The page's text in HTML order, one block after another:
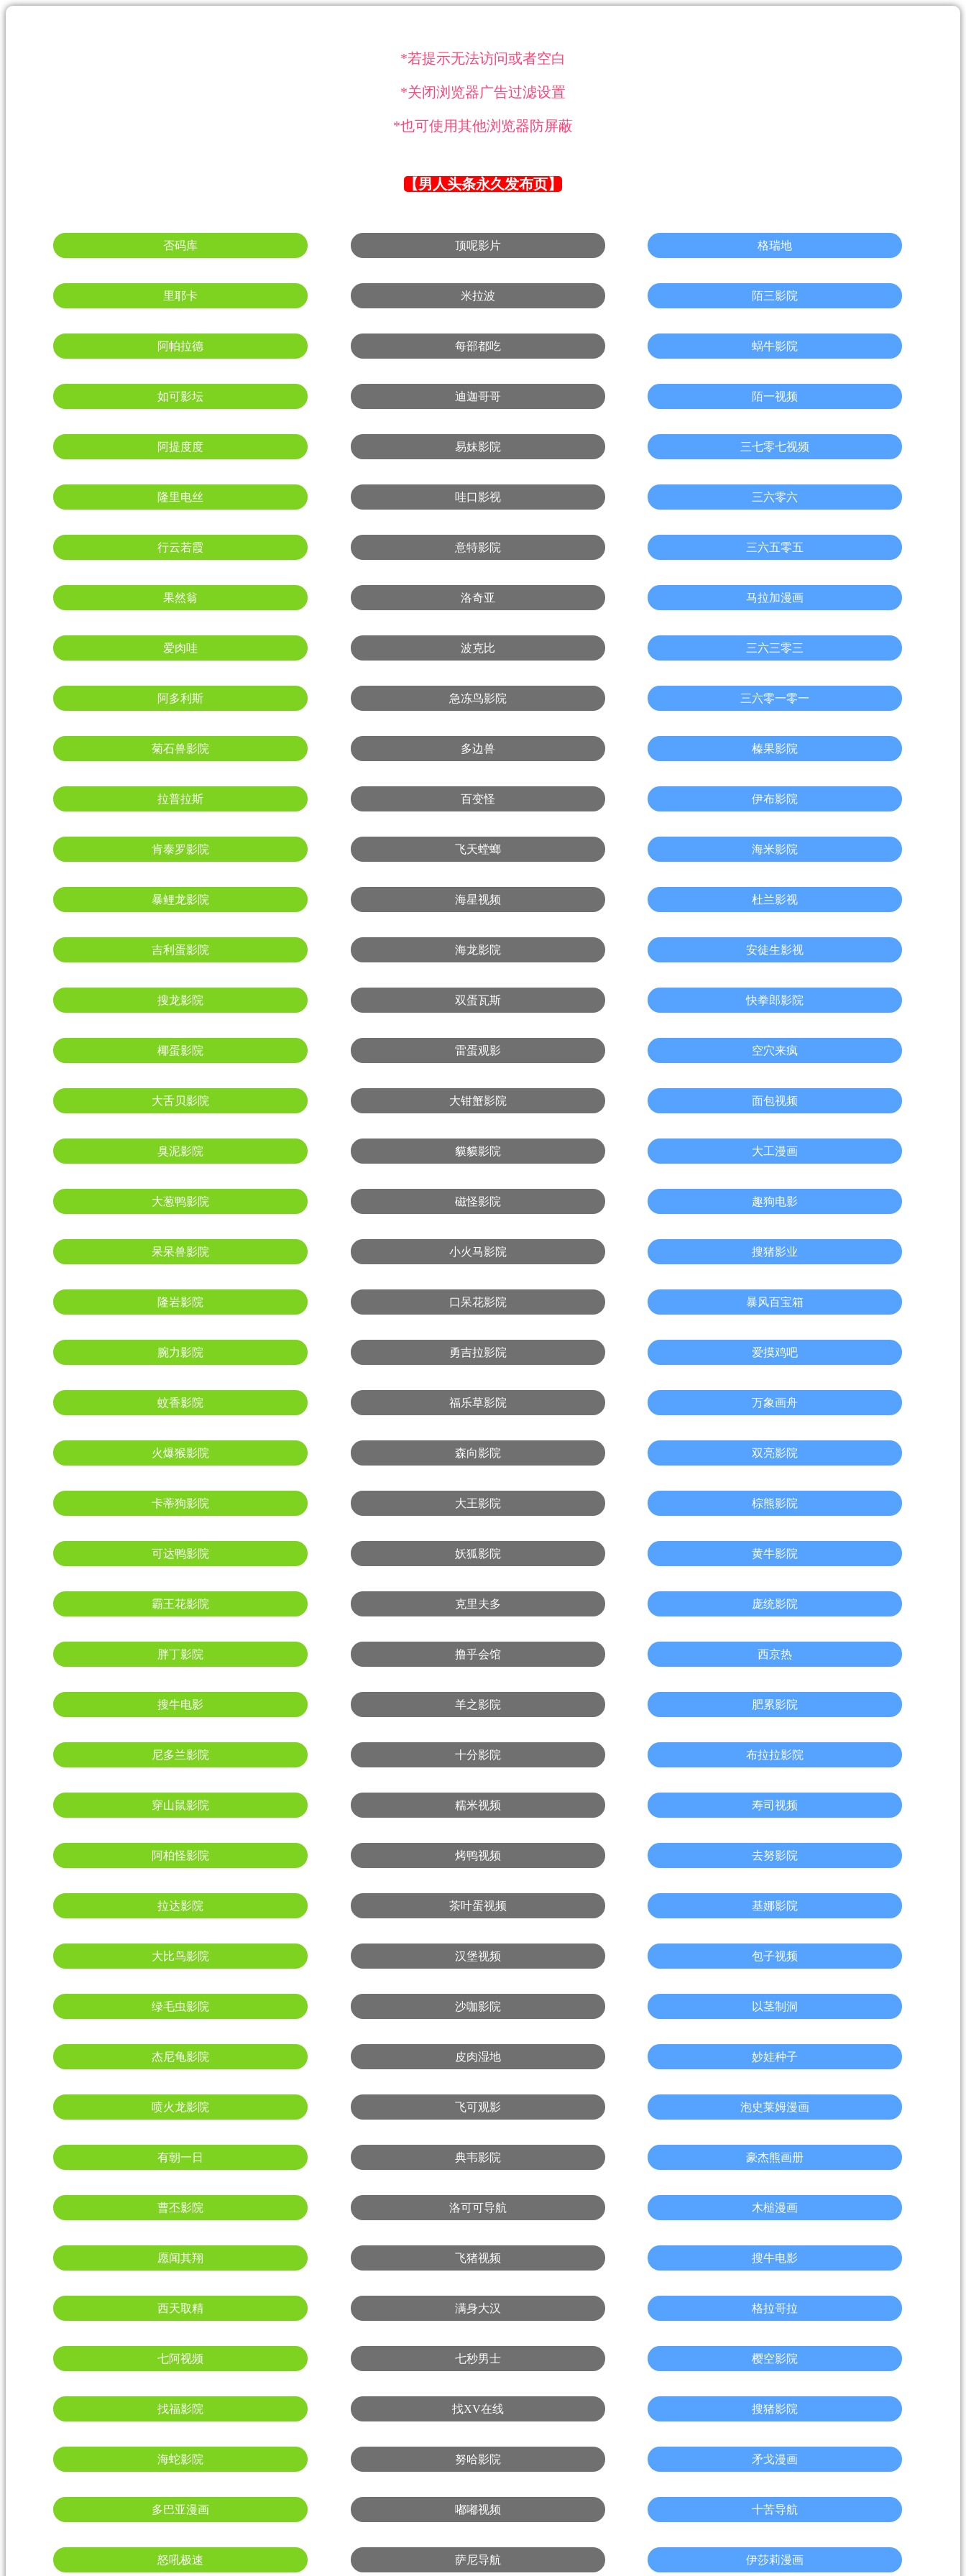
*若提示无法访问或者空白
*关闭浏览器广告过滤设置
*也可使用其他浏览器防屏蔽
【男人头条永久发布页】
否码库 顶呢影片 格瑞地
里耶卡 米拉波 陌三影院
阿帕拉德 每部都吃 蜗牛影院
如可影坛 迪迦哥哥 陌一视频
阿提度度 易妹影院 三七零七视频
隆里电丝 哇口影视 三六零六
行云若霞 意特影院 三六五零五
果然翁 洛奇亚 马拉加漫画
爱肉哇 波克比 三六三零三
阿多利斯 急冻鸟影院 三六零一零一
菊石兽影院 多边兽 榛果影院
拉普拉斯 百变怪 伊布影院
肯泰罗影院 飞天螳螂 海米影院
暴鲤龙影院 海星视频 杜兰影视
吉利蛋影院 海龙影院 安徒生影视
搜龙影院 双蛋瓦斯 快拳郎影院
椰蛋影院 雷蛋观影 空穴来疯
大舌贝影院 大钳蟹影院 面包视频
臭泥影院 貘貘影院 大工漫画
大葱鸭影院 磁怪影院 趣狗电影
呆呆兽影院 小火马影院 搜猪影业
隆岩影院 口呆花影院 暴风百宝箱
腕力影院 勇吉拉影院 爱摸鸡吧
蚊香影院 福乐草影院 万象画舟
火爆猴影院 森向影院 双亮影院
卡蒂狗影院 大王影院 棕熊影院
可达鸭影院 妖狐影院 黄牛影院
霸王花影院 克里夫多 庞统影院
胖丁影院 撸乎会馆 西京热
搜牛电影 羊之影院 肥累影院
尼多兰影院 十分影院 布拉拉影院
穿山鼠影院 糯米视频 寿司视频
阿柏怪影院 烤鸭视频 去努影院
拉达影院 茶叶蛋视频 基娜影院
大比鸟影院 汉堡视频 包子视频
绿毛虫影院 沙咖影院 以茎制洞
杰尼龟影院 皮肉湿地 妙娃种子
喷火龙影院 飞可观影 泡史莱姆漫画
有朝一日 典韦影院 豪杰熊画册
曹丕影院 洛可可导航 木槌漫画
愿闻其翔 飞猪视频 搜牛电影
西天取精 满身大汉 格拉哥拉
七阿视频 七秒男士 樱空影院
找福影院 找XV在线 搜猪影院
海蛇影院 努哈影院 矛戈漫画
多巴亚漫画 嘟嘟视频 十苦导航
怒吼极速 萨尼导航 伊莎莉漫画